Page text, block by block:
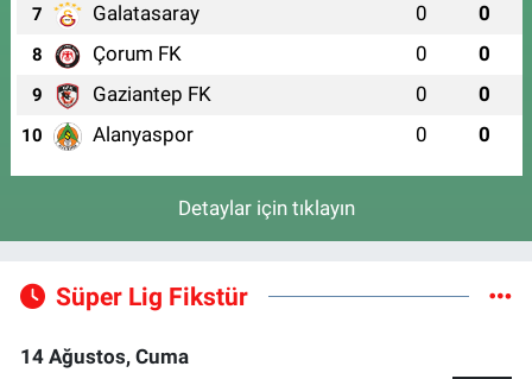
7 Galatasaray 0 0
8 Çorum FK 0 0
9 Gaziantep FK 0 0
10 Alanyaspor 0 0
Detaylar için tıklayın
Süper Lig Fikstür
14 Ağustos, Cuma